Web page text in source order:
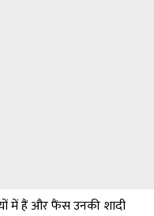
में हैं और फैंस उनकी शादी